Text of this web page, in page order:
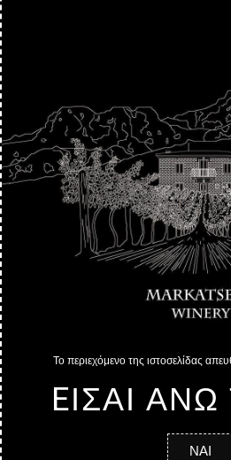
Το περιεχόμενο της ιστοσελίδας
EΙΣΑΙ
ΝΑΙ